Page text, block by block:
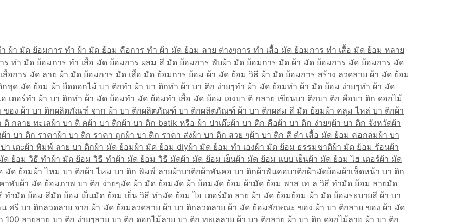
ผ้า มัด ย้อมการ ทํา ผ้า มัด ย้อม คือการ ทํา ผ้า มัด ย้อม ลาย ต่างๆการ ทํา เสื้อ มัด ย้อมการ ทํา เสื้อ มัด ย้อม หลาย
ร ทำ มัด ย้อมการ ทำ เสื้อ มัด ย้อมการ ผสม สี มัด ย้อมการ พับผ้า มัด ย้อมการ มัด ผ้า มัด ย้อมการ มัด ย้อมการ มัด
สื้อการ มัด ลาย ผ้า มัด ย้อมการ มัด เสื้อ มัด ย้อมการ ย้อม ผ้า มัด ย้อม วิธี ผ้า มัด ย้อมการ สร้าง ลวดลาย ผ้า มัด ย้อม
กชุด มัด ย้อม ผ้า ยืดดอกไม้ บา ติกทํา ผ้า บา ติกทํา ผ้า บา ติก ง่ายๆทํา ผ้า มัด ย้อมทํา ผ้า มัด ย้อม ง่ายๆทํา ผ้า มัด
เตอร์ทำ ผ้า บา ติกทำ ผ้า มัด ย้อมทำ มัด ย้อมทำ เสื้อ มัด ย้อม เองบา ติ กลาย เขียนบา ติกบา ติก คือบา ติก ดอกไม้
ของ ผ้า บา ติกผลิตภัณฑ์ จาก ผ้า บา ติกผลิตภัณฑ์ บา ติกผลิตภัณฑ์ ผ้า บา ติกผสม สี มัด ย้อมผ้า คลุม ไหล่ บา ติกผ้า
ติ กลาย ทะเลผ้า บา ติ คผ้า บา ติกผ้า บา ติก batik หรือ ผ้า ปาเต๊ะผ้า บา ติก คือผ้า บา ติก ง่ายๆผ้า บา ติก จังหวัดผ้า
ผ้า บา ติก ราคาผ้า บา ติก ราคา ถูกผ้า บา ติก ราคา ส่งผ้า บา ติก สวย ๆผ้า บา ติก สี ดำ เสื้อ มัด ย้อม คอกลมผ้า บา
า เตะผ้า พิมพ์ ลาย บา ติกผ้า มัด ย้อมผ้า มัด ย้อม diyผ้า มัด ย้อม ทำ เองผ้า มัด ย้อม ธรรมชาติผ้า มัด ย้อม ร้อนผ้า
ด ย้อม วิธี ทําผ้า มัด ย้อม วิธี ทำผ้า มัด ย้อม วิธี มัดผ้า มัด ย้อม เย็นผ้า มัด ย้อม แบบ เย็นผ้า มัด ย้อม ไฮ เตอร์ผ้า มัด
มัด ย้อมผ้า ไหม บา ติกผ้า ไหม บา ติก พิมพ์ ลายผ้าบาติกผ้าพันคอ บา ติกผ้าพันคอบาติกผ้ามัดย้อมผ้าเช็ดหน้า บา ติก
าพับผ้า มัด ย้อมภาพ บา ติก ง่ายๆมัด ผ้า มัด ย้อมมัด ผ้า ย้อมมัด ย้อม ผ้ามัด ย้อม พาส เท ล วิธี ทํามัด ย้อม ลายมัด
ทํามัด ย้อม สีมัด ย้อม เย็นมัด ย้อม เย็น วิธี ทํามัด ย้อม ไฮ เตอร์มัด ลาย ผ้า มัด ย้อมย้อม ผ้า มัด ย้อมระบายสี ผ้า บา
น ศรี บา ติกลวดลาย จาก ผ้า มัด ย้อมลวดลาย ผ้า บา ติกลวดลาย ผ้า มัด ย้อมลักษณะ ของ ผ้า บา ติกลาย ของ ผ้า มัด
100 ลายลาย บา ติก ง่ายๆลาย บา ติก ดอกไม้ลาย บา ติก ทะเลลาย ผ้า บา ติกลาย ผ้า บา ติก ดอกไม้ลาย ผ้า บา ติก